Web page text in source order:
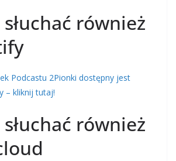
słuchać również
Podcastu 2Pionki dostępny jest
– kliknij tutaj!
słuchać również